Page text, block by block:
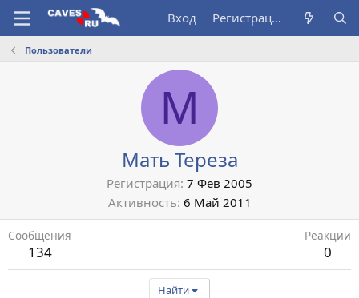
Вход Регистрация
Пользователи
М
Мать Тереза
Регистрация 7 Фев 2005
Активность 6 Май 2011
Сообщения
134
Реакции
0
Найти